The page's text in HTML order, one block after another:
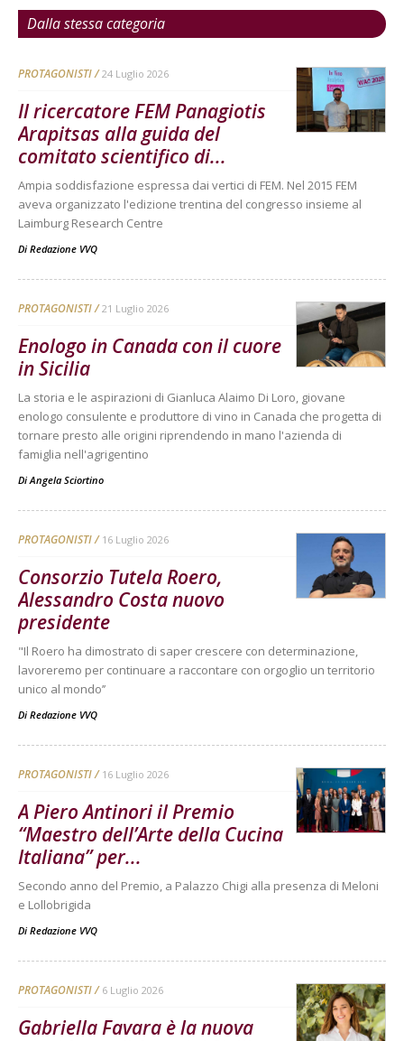
Dalla stessa categoria
PROTAGONISTI 24 Luglio 2026
Il ricercatore FEM Panagiotis
Arapitsas alla guida del
comitato scientifico di...
Ampia soddisfazione espressa dai vertici di FEM. Nel 2015 FEM
aveva organizzato l'edizione trentina del congresso insieme al
Laimburg Research Centre
Di Redazione VVQ
PROTAGONISTI 21 Luglio 2026
Enologo in Canada con il cuore
in Sicilia
La storia e le aspirazioni di Gianluca Alaimo Di Loro, giovane
enologo consulente e produttore di vino in Canada che progetta di
tornare presto alle origini riprendendo in mano l'azienda di
famiglia nell'agrigentino
DiAngela Sciortino
PROTAGONISTI 16 Luglio 2026
Consorzio Tutela Roero,
Alessandro Costa nuovo
presidente
"Il Roero ha dimostrato di saper crescere con determinazione,
lavoreremo per continuare a raccontare con orgoglio un territorio
unico al mondo’’
Di Redazione VVQ
PROTAGONISTI 16 Luglio 2026
A Piero Antinori il Premio
“Maestro dell’Arte della Cucina
Italiana” per...
Secondo anno del Premio, a Palazzo Chigi alla presenza di Meloni
e Lollobrigida
Di Redazione VVQ
PROTAGONISTI 6 Luglio 2026
Gabriella Favara è la nuova